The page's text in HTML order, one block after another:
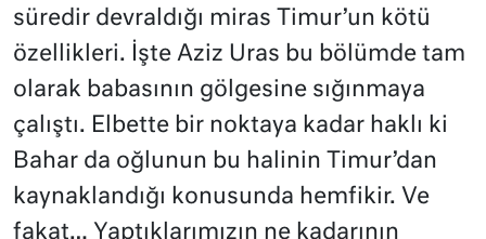
süredir devraldığı miras Timur’un kötü
özellikleri. İşte Aziz Uras bu bölümde tam
olarak babasının gölgesine sığınmaya
çalıştı. Elbette bir noktaya kadar haklı ki
Bahar da oğlunun bu halinin Timur’dan
kaynaklandığı konusunda hemfikir. Ve
fakat… Yaptıklarımızın ne kadarının